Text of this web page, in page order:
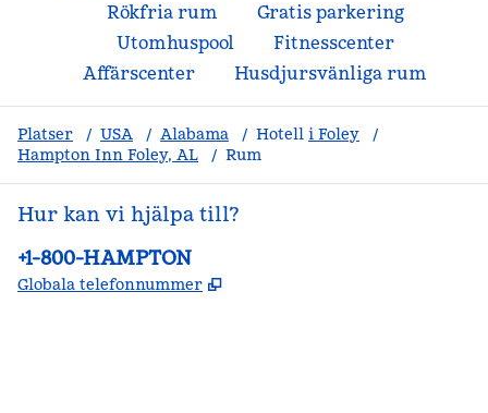
Rökfria rum
Gratis parkering
Utomhuspool
Fitnesscenter
Affärscenter
Husdjursvänliga rum
Platser / USA / Alabama / Hotell i Foley
/
Hampton Inn Foley, AL
/ Rum
Hur kan vi hjälpa till?
Telefon:
+1-800-HAMPTON
Globala telefonnummer ,